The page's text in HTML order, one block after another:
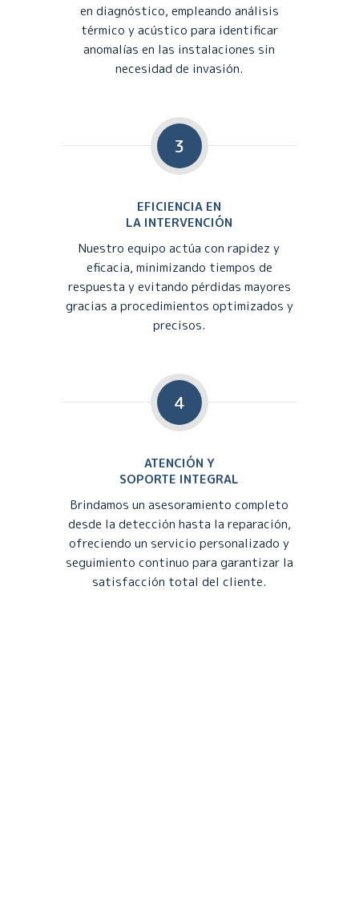
en diagnóstico, empleando análisis
térmico y acústico para identificar
anomalías en las instalaciones sin
necesidad de invasión.
3
EFICIENCIA EN
LA INTERVENCIÓN
Nuestro equipo actúa con rapidez y
eficacia, minimizando tiempos de
respuesta y evitando pérdidas mayores
gracias a procedimientos optimizados y
precisos.
4
ATENCIÓN Y
SOPORTE INTEGRAL
Brindamos un asesoramiento completo
desde la detección hasta la reparación,
ofreciendo un servicio personalizado y
seguimiento continuo para garantizar la
satisfacción total del cliente.